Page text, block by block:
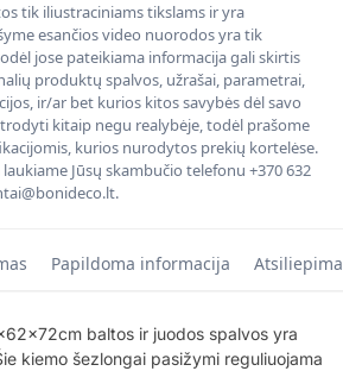
tik iliustraciniams tikslams ir yra
esančios video nuorodos yra tik
jose pateikiama informacija gali skirtis
produktų spalvos, užrašai, parametrai,
ir/ar bet kurios kitos savybės dėl savo
kitaip negu realybėje, todėl prašome
kurios nurodytos prekių kortelėse.
Jūsų skambučio telefonu +370 632
Papildoma informacija
baltos ir juodos spalvos yra
kiemo šezlongai pasižymi reguliuojama